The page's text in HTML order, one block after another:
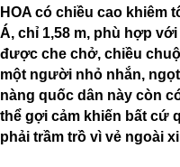
HOA có chiều cao khiêm
Á, chỉ 1,58 m, phù hợp
được che chở, chiều
một người nhỏ nhắn,
nàng quốc dân này còn
thể gợi cảm khiến bất cứ
phải trầm trồ vì vẻ ngoài